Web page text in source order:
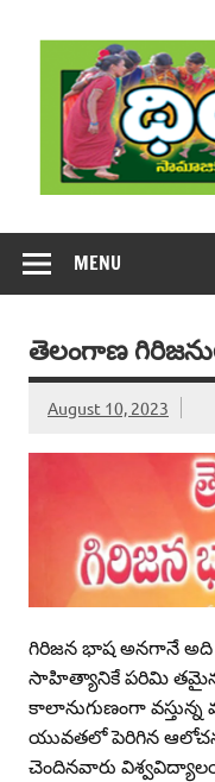
content
MENU
తెలంగాణ
August 10, 2023
గిరిజన భాష అనగానే
సాహిత్యానికే పరిమి తమైన
కాలానుగుణంగా
యువతలో పెరిగిన
చెందినవారు